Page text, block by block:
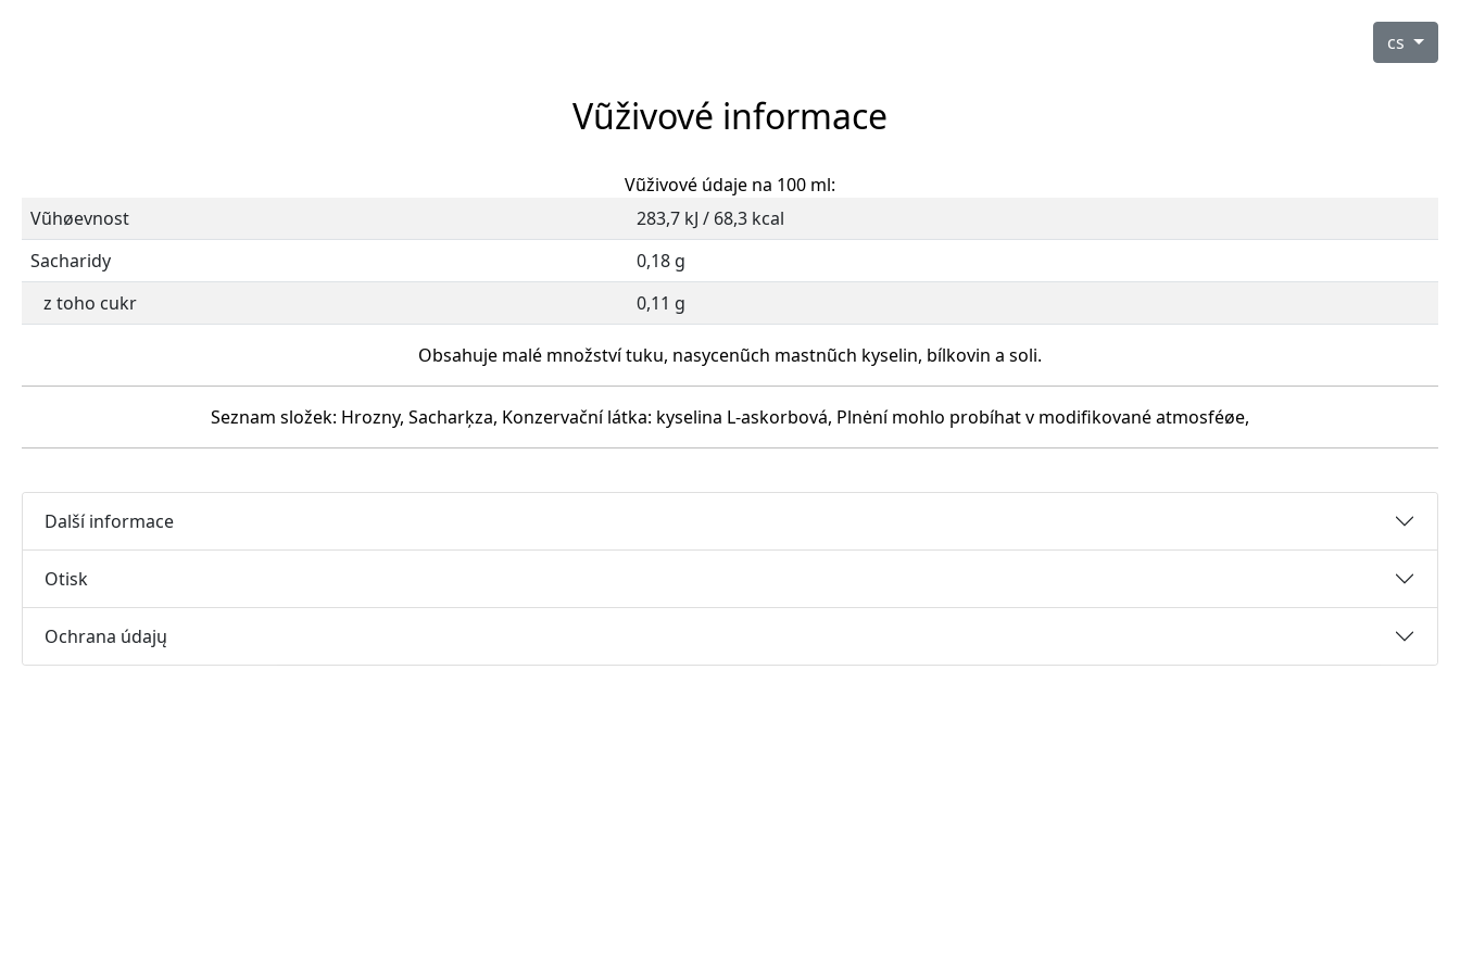
cs
Vũživové informace
Vũživové údaje na 100 ml:
Vũhøevnost
283,7 kJ / 68,3 kcal
Sacharidy
0,18 g
z toho cukr
0,11 g
Obsahuje malé množství tuku, nasycenũch mastnũch kyselin, bílkovin a soli.
Seznam složek: Hrozny, Sacharķza, Konzervační látka: kyselina L-askorbová, Plnėní mohlo probíhat v modifikované atmosféøe,
Další informace
Otisk
Ochrana údajų